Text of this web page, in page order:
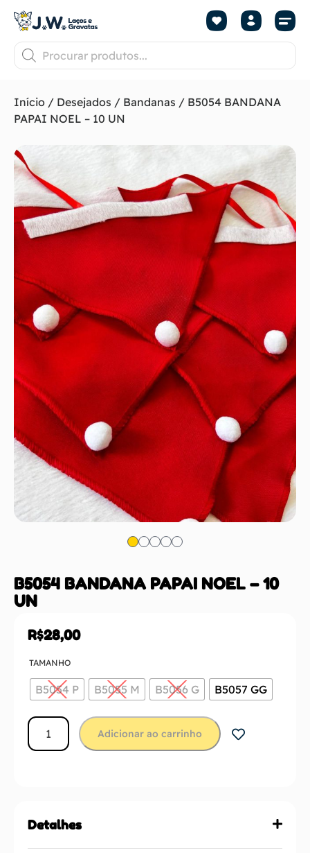
Início / Desejados / Bandanas / B5054 BANDANA
PAPAI NOEL – 10 UN
B5054 BANDANA PAPAI NOEL – 10
UN
R$28,00
TAMANHO
B5054 P B5055 M B5056 G B5057 GG
Adicionar ao carrinho
Detalhes